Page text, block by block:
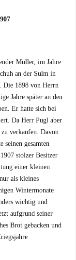
Müller, im Jahre
an der Sulm in
Die 1898 von Herrn
Jahre später an den
Er hatte sich bei
Da Herr Pugl aber
verkaufen. Davon
seinen gesamten
stolzer Besitzer
einer kleinen
als kleines
Wintermonate
wichtig und
aufgrund seiner
Brot gebacken und